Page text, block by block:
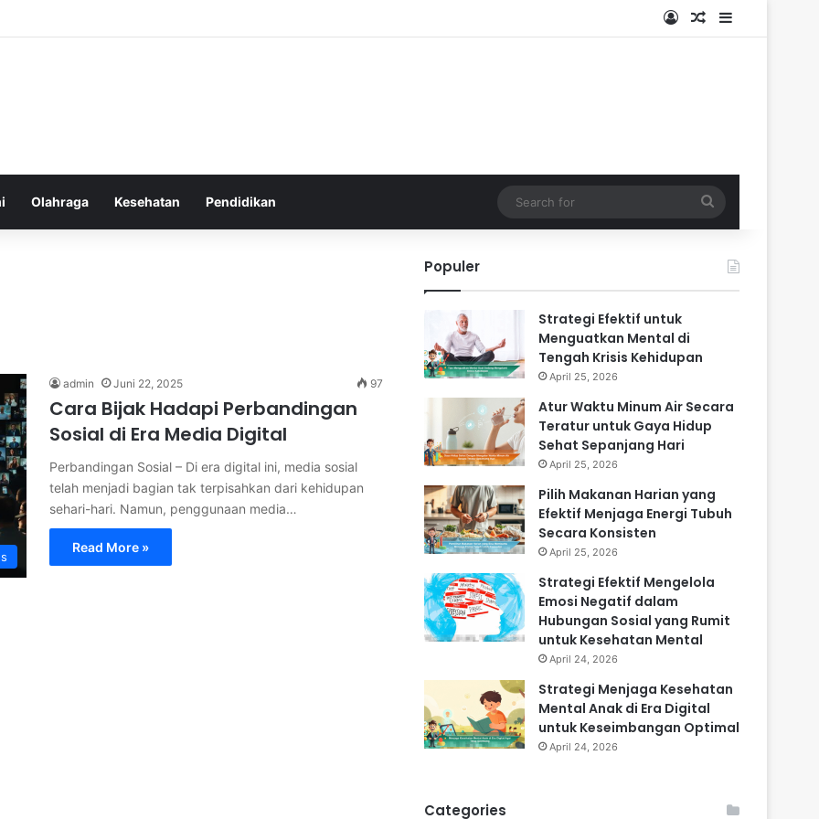
Log InRandom Article
Sidebar
Olahraga Kesehatan Pendidikan
for
admin Juni 22, 2025 97
Cara Bijak Hadapi Perbandingan
Sosial di Era Media Digital
Perbandingan Sosial – Di era digital ini, media sosial
telah menjadi bagian tak terpisahkan dari kehidupan
sehari-hari. Namun, penggunaan media…
Read More »
Populer
Strategi Efektif untuk
Menguatkan Mental di
Tengah Krisis Kehidupan
April 25, 2026
Atur Waktu Minum Air Secara
Teratur untuk Gaya Hidup
Sehat Sepanjang Hari
April 25, 2026
Pilih Makanan Harian yang
Efektif Menjaga Energi Tubuh
Secara Konsisten
April 25, 2026
Strategi Efektif Mengelola
Emosi Negatif dalam
Hubungan Sosial yang Rumit
untuk Kesehatan Mental
April 24, 2026
Strategi Menjaga Kesehatan
Mental Anak di Era Digital
untuk Keseimbangan Optimal
April 24, 2026
Categories